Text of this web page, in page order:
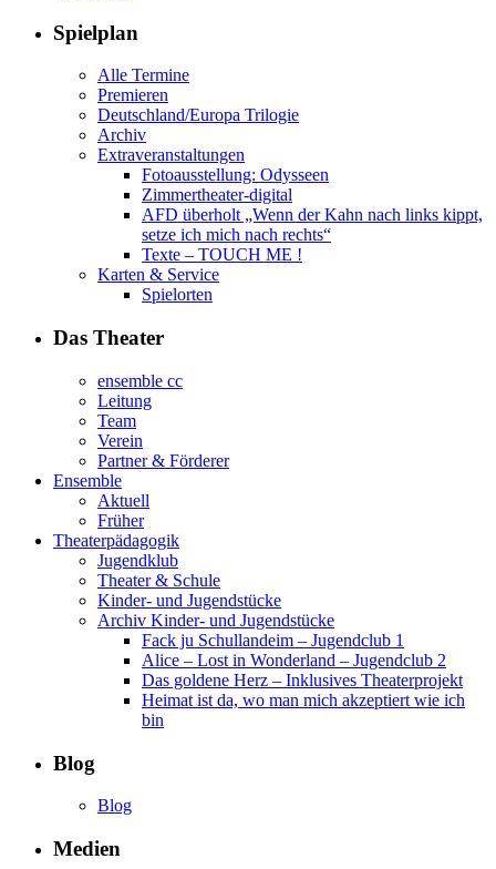
Spielplan
Alle Termine
Premieren
Deutschland/Europa Trilogie
Archiv
Extraveranstaltungen
Fotoausstellung: Odysseen
Zimmertheater-digital
AFD überholt „Wenn der Kahn nach links kippt,
setze ich mich nach rechts“
Texte – TOUCH ME !
Karten & Service
Spielorten
Das Theater
ensemble cc
Leitung
Team
Verein
Partner & Förderer
Ensemble
Aktuell
Früher
Theaterpädagogik
Jugendklub
Theater & Schule
Kinder- und Jugendstücke
Archiv Kinder- und Jugendstücke
Fack ju Schullandeim – Jugendclub 1
Alice – Lost in Wonderland – Jugendclub 2
Das goldene Herz – Inklusives Theaterprojekt
Heimat ist da, wo man mich akzeptiert wie ich
bin
Blog
Blog
Medien